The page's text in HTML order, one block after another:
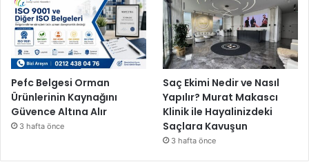
Pefc Belgesi Orman
Ürünlerinin Kaynağını
Güvence Altına Alır
3 hafta önce
Saç Ekimi Nedir ve Nasıl
Yapılır? Murat Makascı
Klinik ile Hayalinizdeki
Saçlara Kavuşun
3 hafta önce